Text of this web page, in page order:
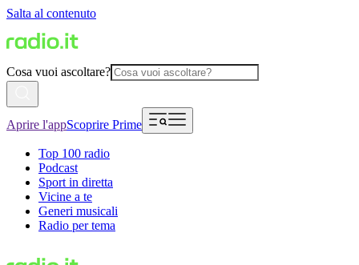
Salta al contenuto
Cosa vuoi ascoltare?
Aprire l'appScoprire Prime
Top 100 radio
Podcast
Sport in diretta
Vicine a te
Generi musicali
Radio per tema